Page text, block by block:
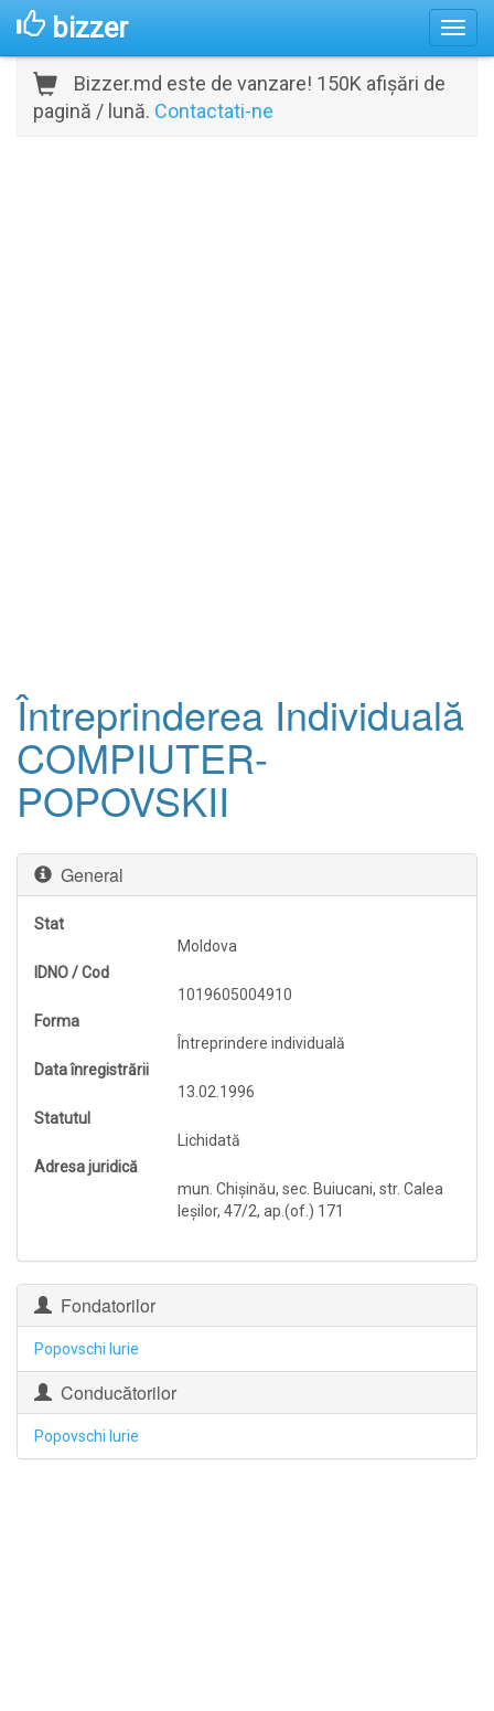
bizzer
Bizzer.md este de vanzare! 150K afișări de
pagină / lună. Contactati-ne
Întreprinderea Individuală
COMPIUTER-
POPOVSKII
General
Stat
Moldova
IDNO / Cod
1019605004910
Forma
Întreprindere individuală
Data înregistrării
13.02.1996
Statutul
Lichidată
Adresa juridică
mun. Chişinău, sec. Buiucani, str. Calea
Ieşilor, 47/2, ap.(of.) 171
Fondatorilor
Popovschi Iurie
Conducătorilor
Popovschi Iurie